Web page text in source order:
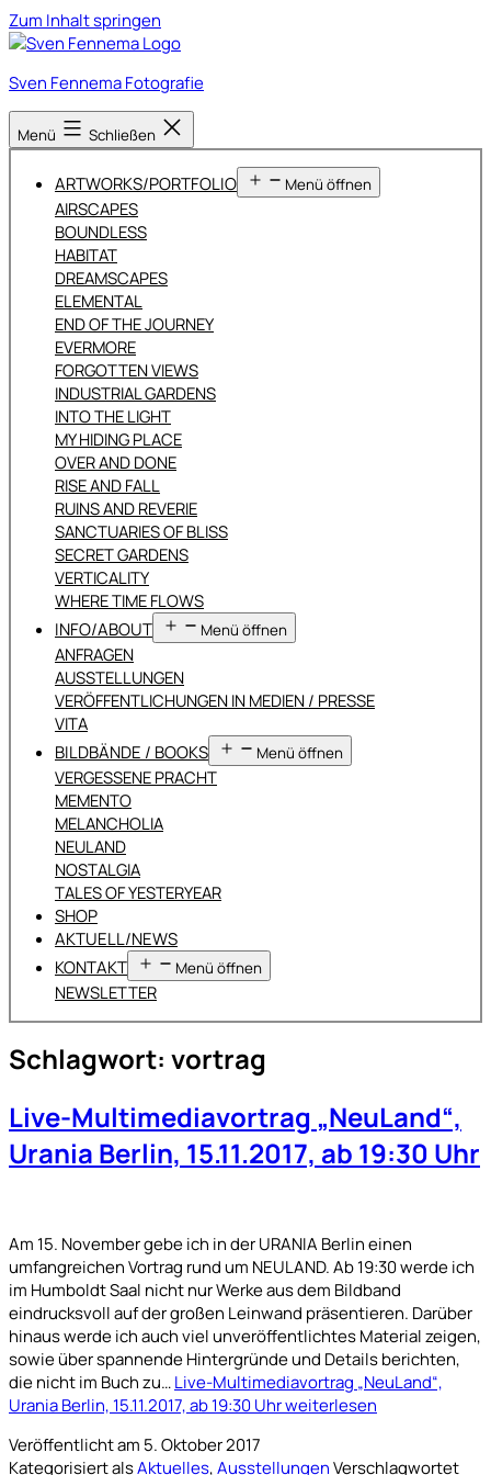
Zum Inhalt springen
Sven Fennema Fotografie
Menü Schließen
ARTWORKS/PORTFOLIO Menü öffnen
AIRSCAPES
BOUNDLESS
HABITAT
DREAMSCAPES
ELEMENTAL
END OF THE JOURNEY
EVERMORE
FORGOTTEN VIEWS
INDUSTRIAL GARDENS
INTO THE LIGHT
MY HIDING PLACE
OVER AND DONE
RISE AND FALL
RUINS AND REVERIE
SANCTUARIES OF BLISS
SECRET GARDENS
VERTICALITY
WHERE TIME FLOWS
INFO/ABOUT Menü öffnen
ANFRAGEN
AUSSTELLUNGEN
VERÖFFENTLICHUNGEN IN MEDIEN / PRESSE
VITA
BILDBÄNDE / BOOKS Menü öffnen
VERGESSENE PRACHT
MEMENTO
MELANCHOLIA
NEULAND
NOSTALGIA
TALES OF YESTERYEAR
SHOP
AKTUELL/NEWS
KONTAKT
Menü öffnen
NEWSLETTER
Schlagwort: vortrag
Live-Multimediavortrag „NeuLand“,
Urania Berlin, 15.11.2017, ab 19:30 Uhr
Am 15. November gebe ich in der URANIA Berlin einen
umfangreichen Vortrag rund um NEULAND. Ab 19:30 werde ich
im Humboldt Saal nicht nur Werke aus dem Bildband
eindrucksvoll auf der großen Leinwand präsentieren. Darüber
hinaus werde ich auch viel unveröffentlichtes Material zeigen,
sowie über spannende Hintergründe und Details berichten,
die nicht im Buch zu…Live-Multimediavortrag „NeuLand“,
Urania Berlin, 15.11.2017, ab 19:30 Uhrweiterlesen
Veröffentlicht am 5. Oktober 2017
Kategorisiert alsAktuelles,AusstellungenVerschlagwortet